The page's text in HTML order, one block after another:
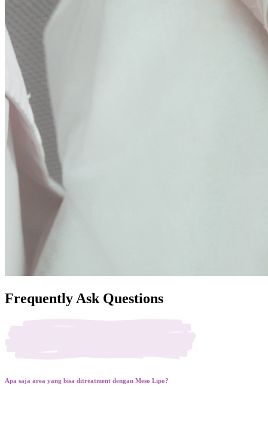
Frequently Ask Questions
Apa saja area yang bisa ditreatment dengan Meso Lipo?